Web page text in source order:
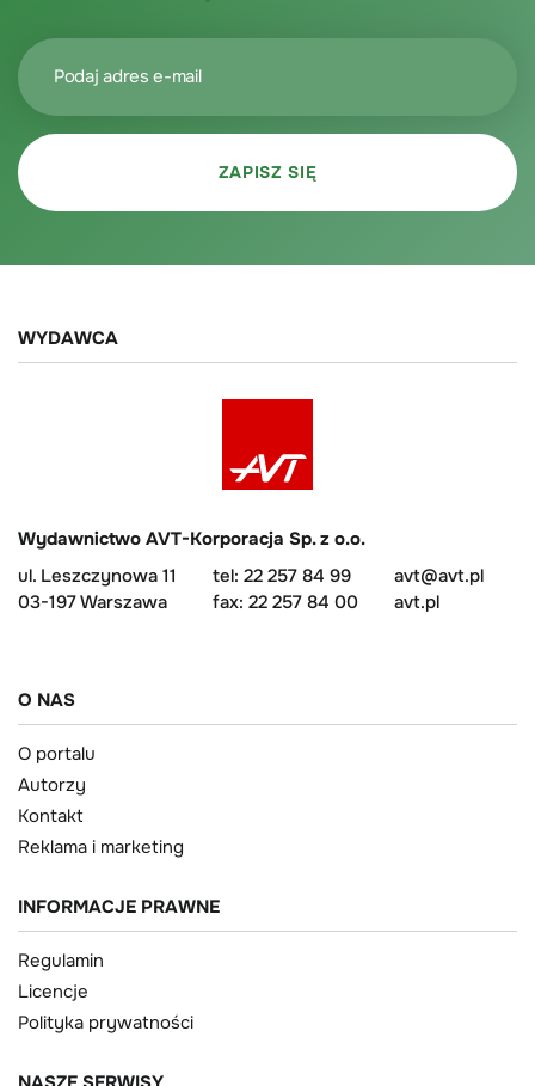
WYDAWCA
Wydawnictwo AVT-Korporacja Sp. z o.o.
ul. Leszczynowa 11
03-197 Warszawa
tel: 22 257 84 99
fax: 22 257 84 00
avt@avt.pl
avt.pl
O NAS
O portalu
Autorzy
Kontakt
Reklama i marketing
INFORMACJE PRAWNE
Regulamin
Licencje
Polityka prywatności